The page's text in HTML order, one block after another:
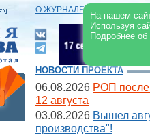
На нашем
Используя
Подробнее
О ЖУРНАЛЕ |
НОВОСТИ ПРОЕКТА
06.08.2026 РОП после
12 августа
03.08.2026 Вышел
производства"!